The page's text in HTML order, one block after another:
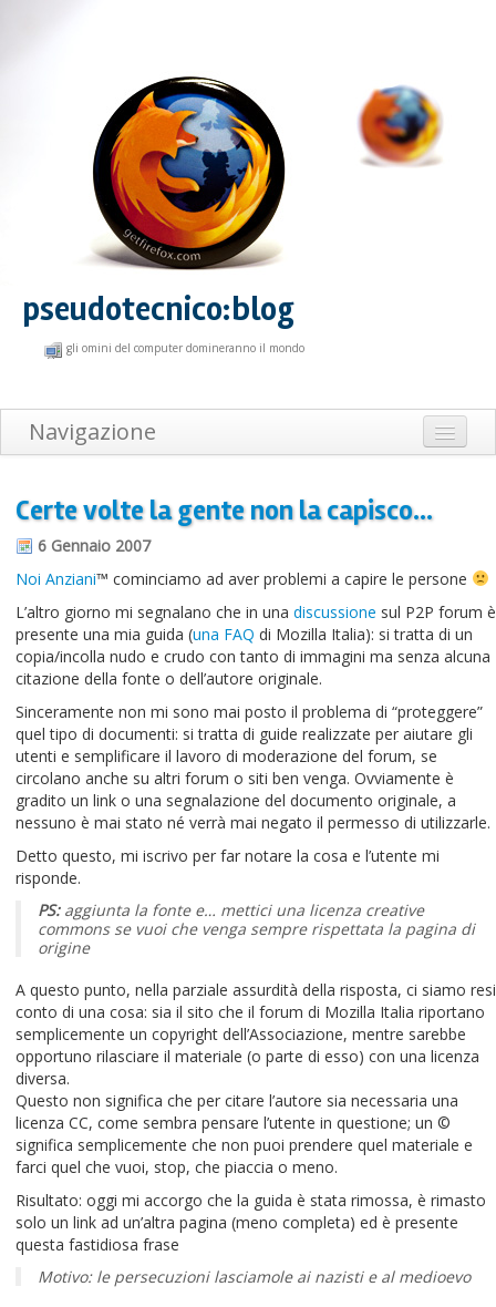
pseudotecnico:blog
gli omini del computer domineranno il mondo
Navigazione
Informazioni sul blog
Varie
Cookie
Certe volte la gente non la capisco…
6 Gennaio 2007
Noi Anziani™ cominciamo ad aver problemi a capire le persone
L’altro giorno mi segnalano che in una discussione sul P2P forum è
presente una mia guida (una FAQ di Mozilla Italia): si tratta di un
copia/incolla nudo e crudo con tanto di immagini ma senza alcuna
citazione della fonte o dell’autore originale.
Sinceramente non mi sono mai posto il problema di “proteggere”
quel tipo di documenti: si tratta di guide realizzate per aiutare gli
utenti e semplificare il lavoro di moderazione del forum, se
circolano anche su altri forum o siti ben venga. Ovviamente è
gradito un link o una segnalazione del documento originale, a
nessuno è mai stato né verrà mai negato il permesso di utilizzarle.
Detto questo, mi iscrivo per far notare la cosa e l’utente mi
risponde.
PS: aggiunta la fonte e… mettici una licenza creative
commons se vuoi che venga sempre rispettata la pagina di
origine
A questo punto, nella parziale assurdità della risposta, ci siamo resi
conto di una cosa: sia il sito che il forum di Mozilla Italia riportano
semplicemente un copyright dell’Associazione, mentre sarebbe
opportuno rilasciare il materiale (o parte di esso) con una licenza
diversa.
Questo non significa che per citare l’autore sia necessaria una
licenza CC, come sembra pensare l’utente in questione; un ©
significa semplicemente che non puoi prendere quel materiale e
farci quel che vuoi, stop, che piaccia o meno.
Risultato: oggi mi accorgo che la guida è stata rimossa, è rimasto
solo un link ad un’altra pagina (meno completa) ed è presente
questa fastidiosa frase
Motivo: le persecuzioni lasciamole ai nazisti e al medioevo